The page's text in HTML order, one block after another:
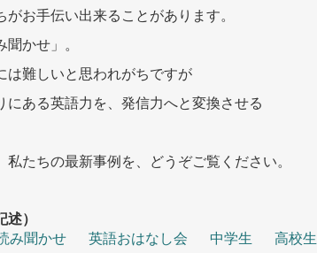
お手伝い出来ることがあります。
かせ」。
は難しいと思われがちですが
ある英語力を、発信力へと変換させる
たちの最新事例を、どうぞご覧ください。
）
み聞かせ 英語おはなし会 中学生 高校生